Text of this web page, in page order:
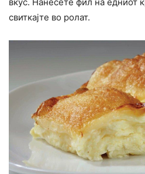
свиткајте во ролат.